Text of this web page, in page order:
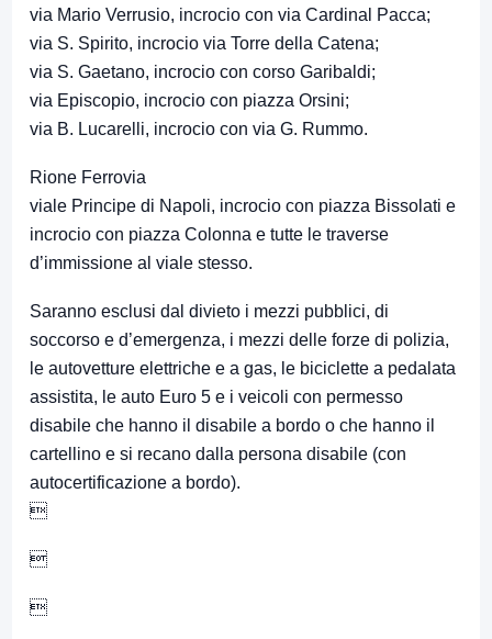
via Mario Verrusio, incrocio con via Cardinal Pacca;
via S. Spirito, incrocio via Torre della Catena;
via S. Gaetano, incrocio con corso Garibaldi;
via Episcopio, incrocio con piazza Orsini;
via B. Lucarelli, incrocio con via G. Rummo.
Rione Ferrovia
viale Principe di Napoli, incrocio con piazza Bissolati e
incrocio con piazza Colonna e tutte le traverse
d’immissione al viale stesso.
Saranno esclusi dal divieto i mezzi pubblici, di
soccorso e d’emergenza, i mezzi delle forze di polizia,
le autovetture elettriche e a gas, le biciclette a pedalata
assistita, le auto Euro 5 e i veicoli con permesso
disabile che hanno il disabile a bordo o che hanno il
cartellino e si recano dalla persona disabile (con
autocertificazione a bordo).


